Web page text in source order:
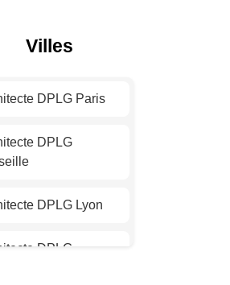
Villes
DPLG Paris
DPLG
DPLG Lyon
DPLG